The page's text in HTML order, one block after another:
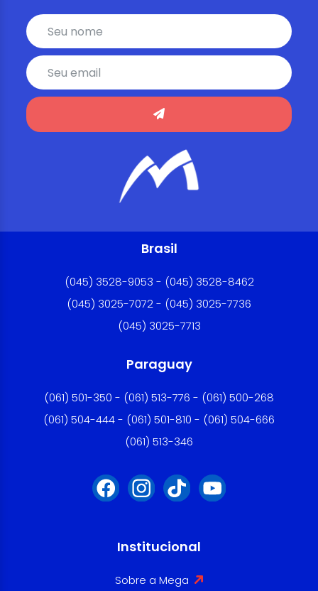
Brasil
(045) 3528-9053 - (045) 3528-8462
(045) 3025-7072 - (045) 3025-7736
(045) 3025-7713
Paraguay
(061) 501-350 - (061) 513-776 - (061) 500-268
(061) 504-444 - (061) 501-810 - (061) 504-666
(061) 513-346
Institucional
Sobre a Mega